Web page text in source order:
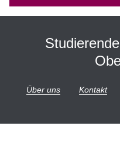
Stellenangebote
Ausschreibungen
Über uns Kontakt